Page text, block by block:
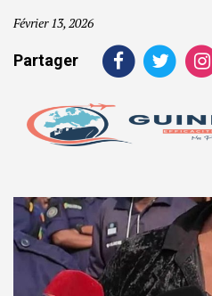
Février 13, 2026
Partager